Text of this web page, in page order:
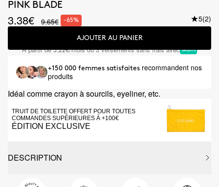
PINK BLADE
3.38€ 9.65€ -65% 5(2)
AJOUTER AU PANIER
À partir de3.22€/mois ou 3 versements sans frais avec
+150 000 femmes satisfaites recommandent nos
produits
Idéal comme crayon à sourcils, eyeliner, etc.
TRUIT DE TOILETTE OFFERT POUR TOUTES
COMMANDES SUPÉRIEURES À +100€
ÉDITION EXCLUSIVE
DESCRIPTION